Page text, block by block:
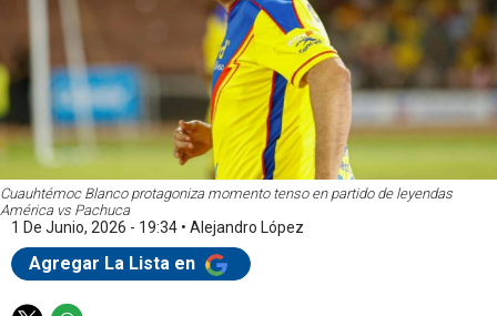
Cuauhtémoc Blanco protagoniza momento tenso en partido de leyendas
América vs Pachuca
1 De Junio, 2026 - 19:34 • Alejandro López
Agregar La Lista en